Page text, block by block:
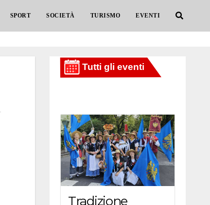
SPORT SOCIETÀ TURISMO EVENTI
Tradizione